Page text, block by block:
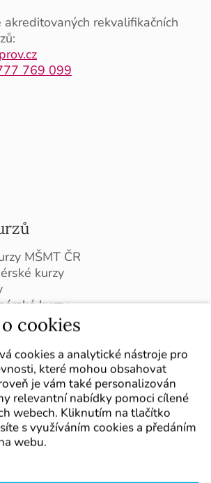
rekvalifikačních
769 099
MŠMT ČR
kurzy
kurzy
- Slovensko
rok 2026/2027
příspěvcích :-)
cookies
cookies a analytické nástroje pro
které mohou obsahovat
je vám také personalizován
relevantní nabídky pomoci cílené
webech. Kliknutím na tlačítko
s využíváním cookies a předáním
webu.